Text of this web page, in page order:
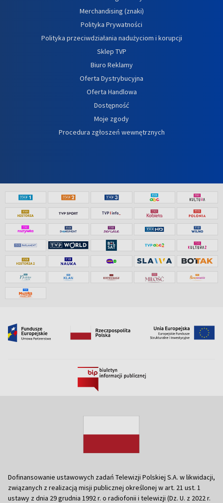
Merchandising (znaki)
Polityka Prywatności
Polityka przeciwdziałania nadużyciom i korupcji
Sklep TVP
Biuro Reklamy
Oferta Dystrybucyjna
Oferta Handlowa
Dostępność
Moje zgody
Procedura zgłoszeń wewnętrznych
Dofinansowanie ustawowych zadań Telewizji Polskiej S.A. w likwidacji,
związanych z realizacją misji publicznej określonej w art. 21 ust. 1
ustawy z dnia 29 grudnia 1992 r. o radiofonii i telewizji (Dz. U. z 2022 r.